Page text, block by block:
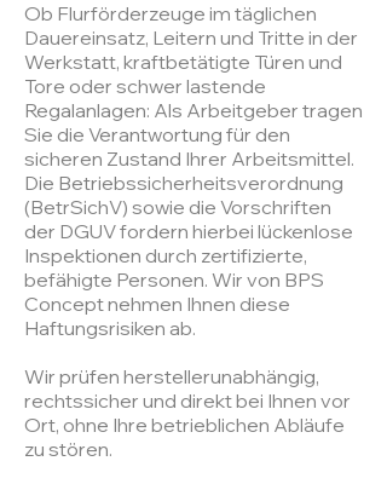
Ob Flurförderzeuge im täglichen
Dauereinsatz, Leitern und Tritte in der
Werkstatt, kraftbetätigte Türen und
Tore oder schwer lastende
Regalanlagen: Als Arbeitgeber tragen
Sie die Verantwortung für den
sicheren Zustand Ihrer Arbeitsmittel.
Die Betriebssicherheitsverordnung
(BetrSichV) sowie die Vorschriften
der DGUV fordern hierbei lückenlose
Inspektionen durch zertifizierte,
befähigte Personen. Wir von BPS
Concept nehmen Ihnen diese
Haftungsrisiken ab.
Wir prüfen herstellerunabhängig,
rechtssicher und direkt bei Ihnen vor
Ort, ohne Ihre betrieblichen Abläufe
zu stören.